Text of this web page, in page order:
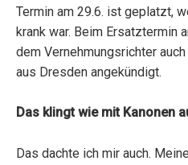
Termin am 29.6. ist geplatzt,
krank war. Beim Ersatztermin
dem Vernehmungsrichter
aus Dresden angekündigt.
Das klingt wie mit Kanonen
Das dachte ich mir auch.